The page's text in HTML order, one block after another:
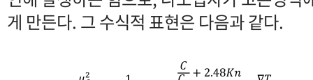
게 만든다. 그 수식적 표현은 다음과 같다.